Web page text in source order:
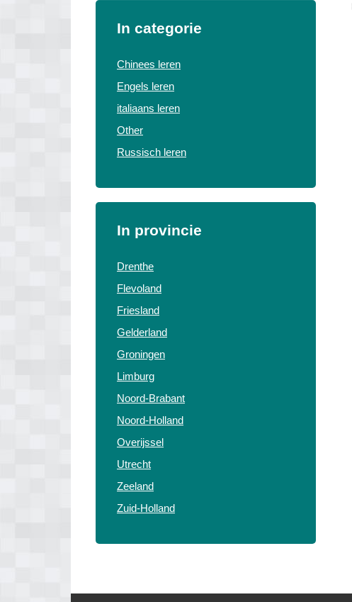
In categorie
Chinees leren
Engels leren
italiaans leren
Other
Russisch leren
In provincie
Drenthe
Flevoland
Friesland
Gelderland
Groningen
Limburg
Noord-Brabant
Noord-Holland
Overijssel
Utrecht
Zeeland
Zuid-Holland